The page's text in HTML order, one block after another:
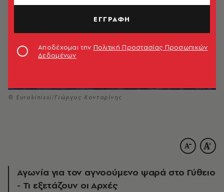
© Eurokinissi/Γιώργος Κονταρίνης
Αγωνία για τον αγνοούμενο ψαρά στο Γύθειο
- Τι εξετάζουν οι Αρχές
ΕΓΓΡΑΦΗ
Αποδέχομαι την Πολιτική Προστασίας Προσωπικών
Δεδομένων